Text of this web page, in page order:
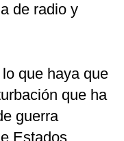
de radio y
que haya que
que ha
guerra
Estados